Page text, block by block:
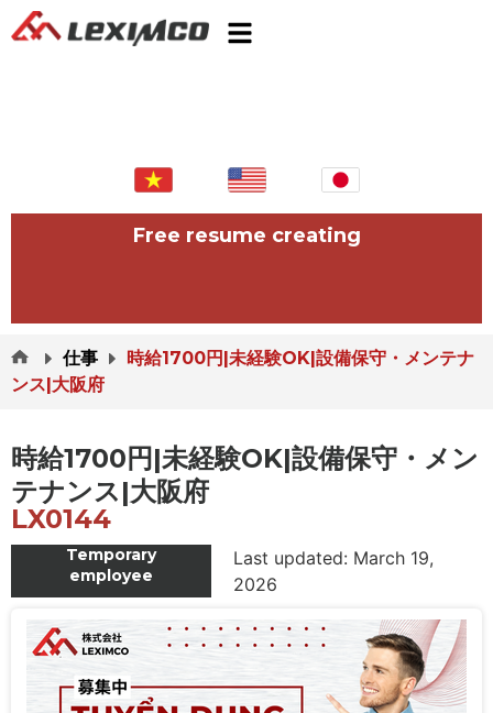
Free resume creating
仕事
時給1700円|未経験OK|設備保守・メンテナ
ンス|大阪府
時給1700円|未経験OK|設備保守・メン
テナンス|大阪府
LX0144
Temporary
employee
Last updated: March 19,
2026